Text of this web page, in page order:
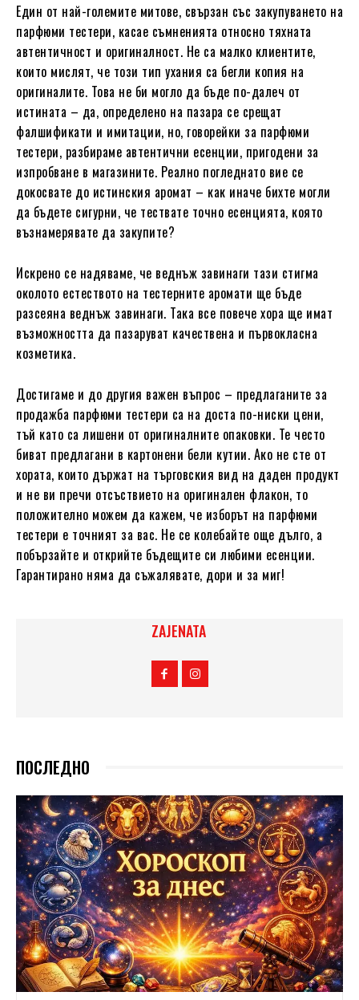
Един от най-големите митове, свързан със закупуването на
парфюми тестери, касае съмненията относно тяхната
автентичност и оригиналност. Не са малко клиентите,
които мислят, че този тип ухания са бегли копия на
оригиналите. Това не би могло да бъде по-далеч от
истината – да, определено на пазара се срещат
фалшификати и имитации, но, говорейки за парфюми
тестери, разбираме автентични есенции, пригодени за
изпробване в магазините. Реално погледнато вие се
докосвате до истинския аромат – как иначе бихте могли
да бъдете сигурни, че тествате точно есенцията, която
възнамерявате да закупите?
Искрено се надяваме, че веднъж завинаги тази стигма
околото естеството на тестерните аромати ще бъде
разсеяна веднъж завинаги. Така все повече хора ще имат
възможността да пазаруват качествена и първокласна
козметика.
Достигаме и до другия важен въпрос – предлаганите за
продажба парфюми тестери са на доста по-ниски цени,
тъй като са лишени от оригиналните опаковки. Те често
биват предлагани в картонени бели кутии. Ако не сте от
хората, които държат на търговския вид на даден продукт
и не ви пречи отсъствието на оригинален флакон, то
положително можем да кажем, че изборът на парфюми
тестери е точният за вас. Не се колебайте още дълго, а
побързайте и открийте бъдещите си любими есенции.
Гарантирано няма да съжалявате, дори и за миг!
ZAJENATA
ПОСЛЕДНО